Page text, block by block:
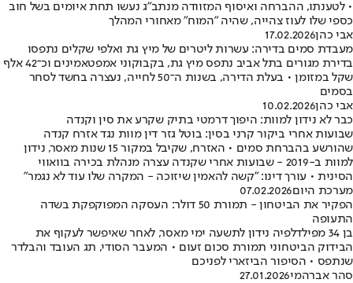
• לטענתו, ההברחה ואיסוף המזוודה מנתב"ג נעשו תחת איומים בשל חוב
כספי שלו לעוז צהייה, שהיה "המוח" מאחורי המהלך
אבי כהן17.02.2026
מעבדת סמים בדירה: עשרות ליטרים של מיץ גת ואלפי שקלים נתפסו
בדירת מגורים בתל אביב נתפס מיץ גת, בקבוקוני אמפטאמינים וכ־42 אלף
שקל במזומן • בעלת הדירה, בשנות ה־50 לחייה, נעצרה בחשד לסחר
בסמים
אבי כהן10.02.2026
כבר לא נידון למוות: היפוך דרמטי בתיק שקרע את סין וקנדה
שבועות אחרי ביקור קרני בסין: בוטל גזר דין מוות נגד אזרח קנדה
שהורשע בהברחת סמים • האזרח, שקיבל במקור 15 שנות מאסר, נידון
למוות ב-2019 - שבועות אחרי שקנדה עצרה מנהלת בכירה בוואווי
הסינית • עורך דינו: "קשה להאמין שיזוכה - המקרה שלו עוד לא נגמר"
מערכת היום07.02.2026
הפקיר את הביטחון - תמורת 50 דולר: העסקה המפוקפקת בשדה
התעופה
בן 34 מפילדלפיה נידון לתשעה ימי מאסר, לאחר שאיפשר לעקוף את
הבידוק הביטחוני תמורת סכום זעום • המעבר הסודי, תג העובד והבלדר
שנתפס • הסיפור הביזארי לפניכם
סהר אברהמי27.01.2026